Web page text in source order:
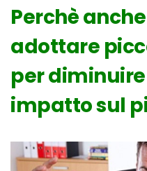
Perchè
adottare
per
impatto sul